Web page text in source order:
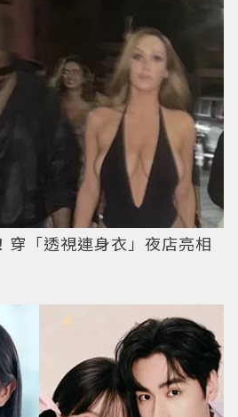
穿「透視連身衣」夜店亮相